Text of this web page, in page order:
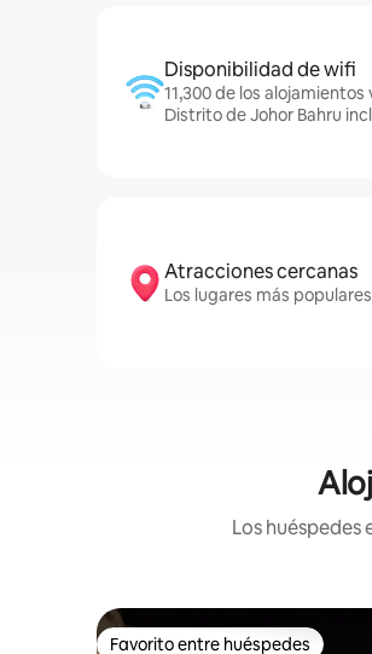
Disponibilidad de wifi
11,300 de los
Distrito de Johor Bahru
Atracciones cercanas
Los lugares más
Los
Favorito entre huéspedes